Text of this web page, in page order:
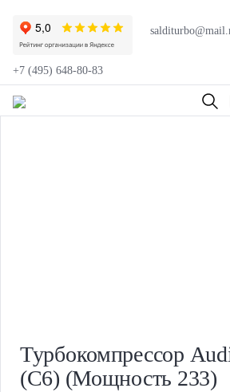
+7 (495) 648-80-83
Турбокомпрессор
(C6) (Мощность 233)